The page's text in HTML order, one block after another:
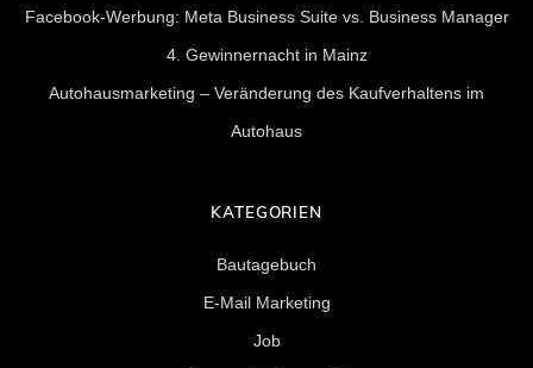
Facebook-Werbung: Meta Business Suite vs. Business Manager
4. Gewinnernacht in Mainz
Autohausmarketing – Veränderung des Kaufverhaltens im
Autohaus
KATEGORIEN
Bautagebuch
E-Mail Marketing
Job